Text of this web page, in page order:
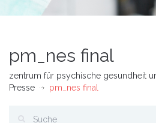
pm_nes final
zentrum für psychische gesundheit
Presse
pm_nes final